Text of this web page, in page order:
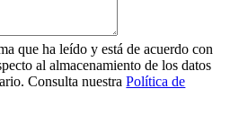
que ha leído y está de acuerdo con
al almacenamiento de los datos
Consulta nuestraPolítica de